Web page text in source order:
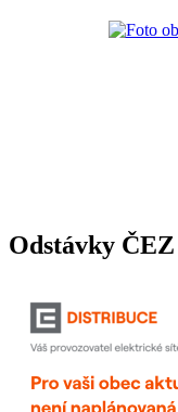
Odstávky ČEZ